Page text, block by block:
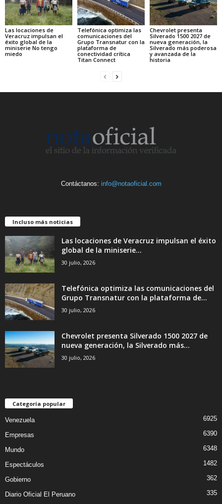
Las locaciones de
Veracruz impulsan el
éxito global de la
miniserie No tengo
miedo
Telefónica optimiza las
comunicaciones del
Grupo Transnatur con la
plataforma de
conectividad crítica
Titan Connect
Chevrolet presenta
Silverado 1500 2027 de
nueva generación, la
Silverado más poderosa
y avanzada de la
historia
Contáctanos: info@notaoficial.com
Incluso más noticias
Las locaciones de Veracruz impulsan el éxito
global de la miniserie...
30 julio, 2026
Telefónica optimiza las comunicaciones del
Grupo Transnatur con la plataforma de...
30 julio, 2026
Chevrolet presenta Silverado 1500 2027 de
nueva generación, la Silverado más...
30 julio, 2026
Categoría popular
Venezuela 6925
Empresas 6390
Mundo 6348
Espectáculos 1482
Gobierno 362
Diario Oficial El Peruano
335